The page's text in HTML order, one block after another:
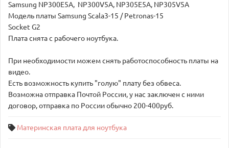
Samsung NP300E5A, NP300V5A, NP305E5A, NP305V5A
Модель платы Samsung Scala3-15 / Petronas-15
Socket G2
Плата снята с рабочего ноутбука.
При необходимости можем снять работоспособность платы на
видео.
Есть возможность купить "голую" плату без обвеса.
Возможна отправка Почтой России, у нас заключен с ними
договор, отправка по России обычно 200-400руб.
Материнская плата для ноутбука